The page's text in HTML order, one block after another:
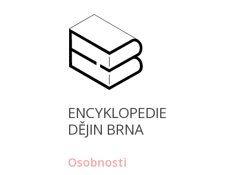
ENCYKLOPEDIE
DĚJIN BRNA
Osobnosti